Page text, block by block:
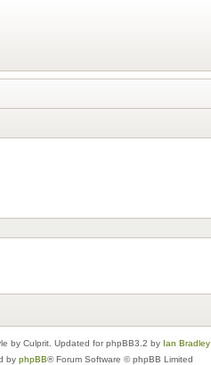
by Culprit. Updated for phpBB3.2 by Ian Bradley
by phpBB® Forum Software © phpBB Limited